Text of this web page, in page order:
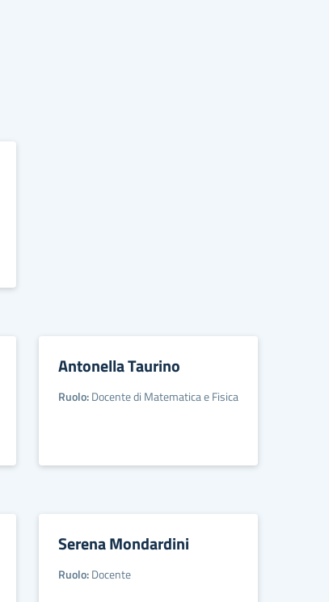
Antonella Taurino
Ruolo:Docente di Matematica e Fisica
Serena Mondardini
Ruolo:Docente